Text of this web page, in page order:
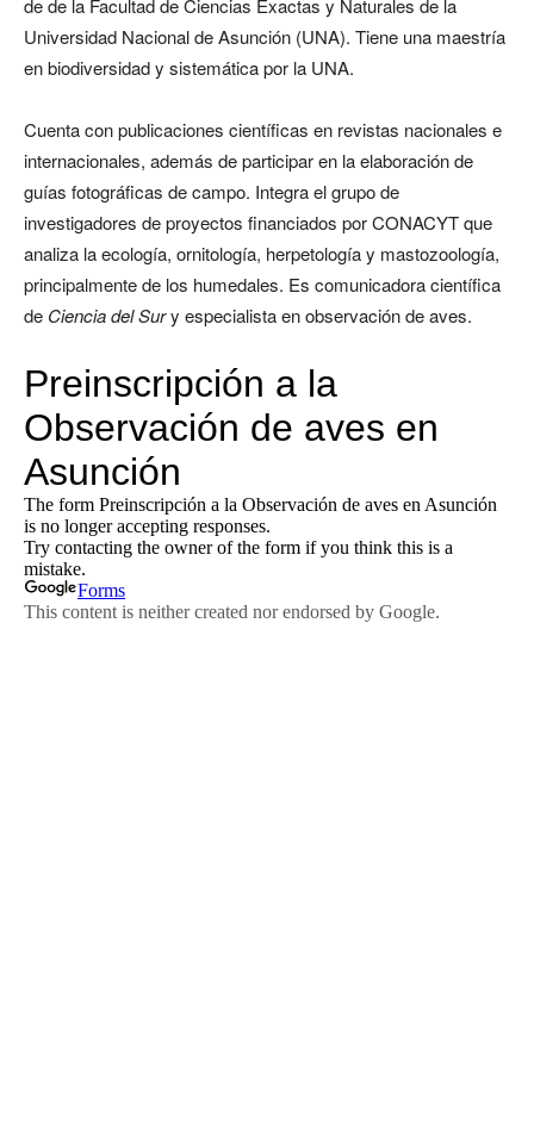
Universidad Nacional de Asunción (UNA). Tiene una maestría
en biodiversidad y sistemática por la UNA.
Cuenta con publicaciones científicas en revistas nacionales e
internacionales, además de participar en la elaboración de
guías fotográficas de campo. Integra el grupo de
investigadores de proyectos financiados por CONACYT que
analiza la ecología, ornitología, herpetología y mastozoología,
principalmente de los humedales. Es comunicadora científica
de Ciencia del Sury especialista en observación de aves.